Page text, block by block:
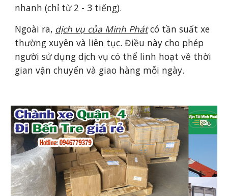
nhanh (chỉ từ 2 - 3 tiếng).
Ngoài ra, dịch vụ của Minh Phátcó tần suất xe
thường xuyên và liên tục. Điều này cho phép
người sử dụng dịch vụ có thể linh hoạt về thời
gian vận chuyển và giao hàng mỗi ngày.